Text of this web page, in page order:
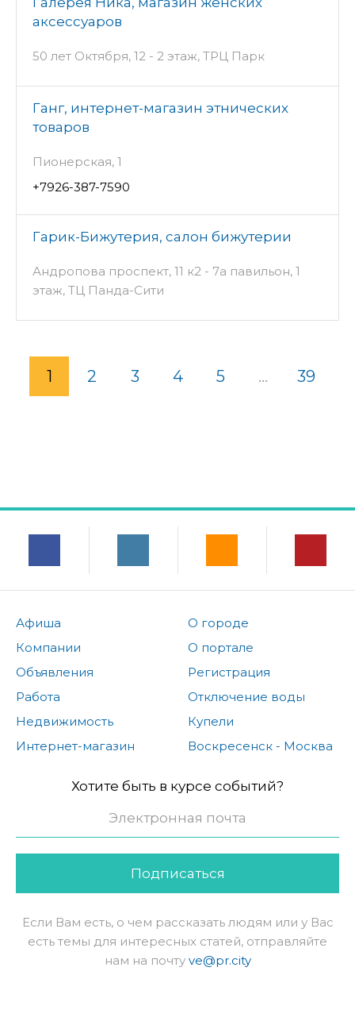
аксессуаров
50 лет Октября, 12 - 2 этаж, ТРЦ Парк
Ганг, интернет-магазин этнических
товаров
Пионерская, 1
+7926-387-7590
Гарик-Бижутерия, салон бижутерии
Андропова проспект, 11 к2 - 7а павильон, 1
этаж, ТЦ Панда-Сити
1 2 3 4 5 ... 39
Афиша
Компании
Объявления
Работа
Недвижимость
Интернет-магазин
О городе
О портале
Регистрация
Отключение воды
Купели
Воскресенск - Москва
Хотите быть в курсе событий?
Подписаться
Если Вам есть, о чем рассказать людям или у Вас
есть темы для интересных статей, отправляйте
нам на почту ve@pr.city